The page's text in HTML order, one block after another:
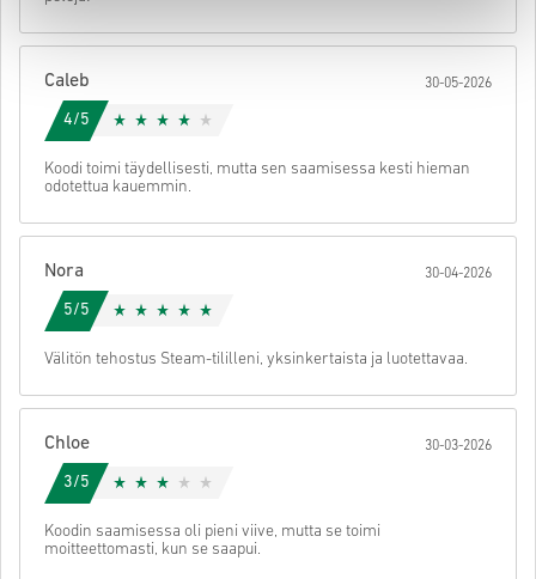
käyttöön.
Caleb 30-05-2026
4/5
Koodi toimi täydellisesti, mutta sen saamisessa kesti hieman
odotettua kauemmin.
Nora 30-04-2026
5/5
Välitön tehostus Steam-tililleni, yksinkertaista ja luotettavaa.
Chloe 30-03-2026
3/5
Koodin saamisessa oli pieni viive, mutta se toimi
moitteettomasti, kun se saapui.